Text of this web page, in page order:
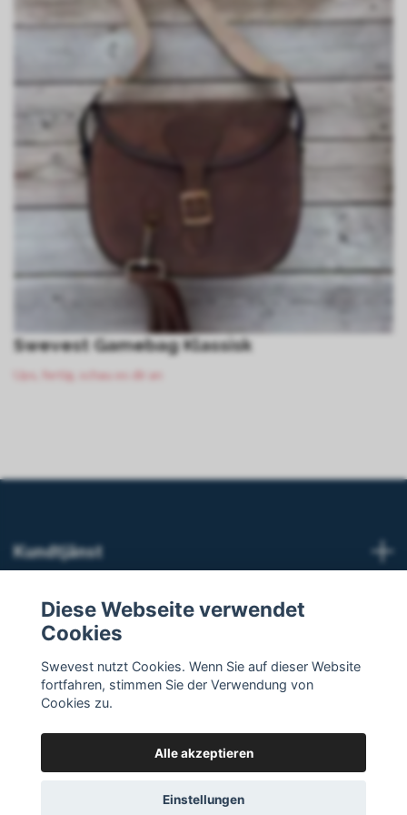
Swevest Gamebag Klassisk
Ups, fertig, schau es dir an
Kundtjänst
Weiterlesen
Social Media
© 2026 Swevest
Diese Webseite verwendet
Cookies
Swevest nutzt Cookies. Wenn Sie auf dieser Website
fortfahren, stimmen Sie der Verwendung von
Cookies zu.
Alle akzeptieren
Einstellungen